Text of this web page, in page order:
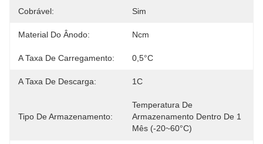
Cobrável: Sim
Material Do Ânodo: Ncm
A Taxa De Carregamento: 0,5°C
A Taxa De Descarga: 1C
Tipo De Armazenamento:
Temperatura De
Armazenamento Dentro De 1
Mês (-20~60°C)